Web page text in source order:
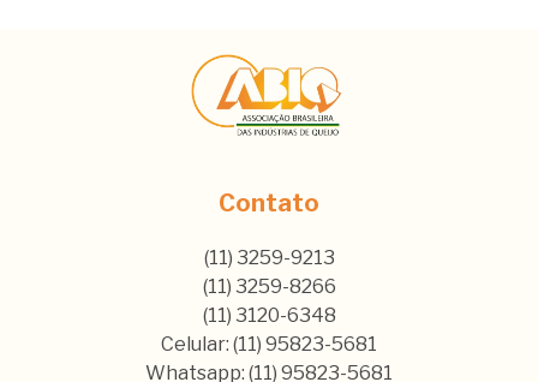
Contato
(11) 3259-9213
(11) 3259-8266
(11) 3120-6348
Celular: (11) 95823-5681
Whatsapp: (11) 95823-5681